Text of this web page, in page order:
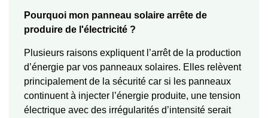
Pourquoi mon panneau solaire arrête de
produire de l'électricité ?
Plusieurs raisons expliquent l’arrêt de la production
d’énergie par vos panneaux solaires. Elles relèvent
principalement de la sécurité car si les panneaux
continuent à injecter l’énergie produite, une tension
électrique avec des irrégularités d’intensité serait